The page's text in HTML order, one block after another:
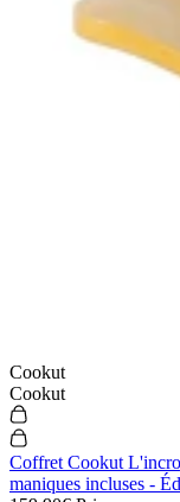
Cookut
Cookut
Coffret Cookut
maniques incluses -